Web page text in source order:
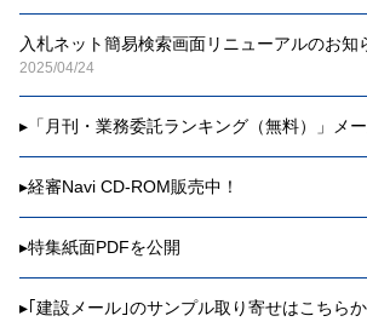
入札ネット簡易検索画面リニューアルのお知
2025/04/24
▸ 「月刊・業務委託ランキング（無料）」メ
▸経審Navi CD-ROM販売中！
▸特集紙面PDFを公開
▸ ｢建設メール｣のサンプル取り寄せはこちら